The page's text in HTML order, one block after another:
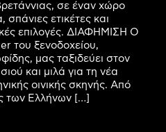
σε έναν χώρο
σπάνιες ετικέτες και
επιλογές. ΔΙΑΦΗΜΙΣΗ Ο
του ξενοδοχείου,
μας ταξιδεύει στον
και μιλά για τη νέα
οινικής σκηνής. Από
των Ελλήνων […]